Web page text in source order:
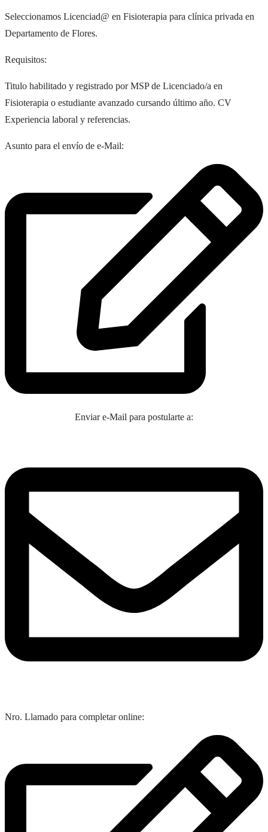
Seleccionamos Licenciad@ en Fisioterapia para clínica privada en
Departamento de Flores.
Requisitos:
Titulo habilitado y registrado por MSP de Licenciado/a en
Fisioterapia o estudiante avanzado cursando último año. CV
Experiencia laboral y referencias.
Asunto para el envío de e-Mail:
Enviar e-Mail para postularte a:
Nro. Llamado para completar online: